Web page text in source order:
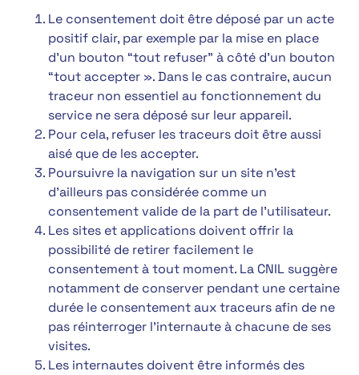
Le consentement doit être déposé par un acte
positif clair, par exemple par la mise en place
d’un bouton “tout refuser” à côté d’un bouton
“tout accepter ». Dans le cas contraire, aucun
traceur non essentiel au fonctionnement du
service ne sera déposé sur leur appareil.
Pour cela, refuser les traceurs doit être aussi
aisé que de les accepter.
Poursuivre la navigation sur un site n’est
d’ailleurs pas considérée comme un
consentement valide de la part de l’utilisateur.
Les sites et applications doivent offrir la
possibilité de retirer facilement le
consentement à tout moment. La CNIL suggère
notamment de conserver pendant une certaine
durée le consentement aux traceurs afin de ne
pas réinterroger l’internaute à chacune de ses
visites.
Les internautes doivent être informés des